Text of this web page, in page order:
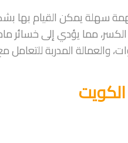
سهلة يمكن القيام بها
مما يؤدي إلى خسائر
والعمالة المدربة للتعامل